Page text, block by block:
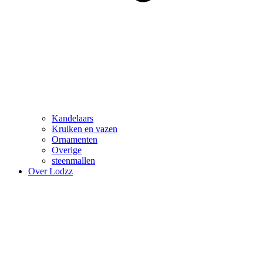
Kandelaars
Kruiken en vazen
Ornamenten
Overige
steenmallen
Over Lodzz